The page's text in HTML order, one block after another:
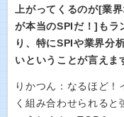
上がってくるのが[業
が本当のSPIだ！]もラ
り、特にSPIや業界分
いということが言えま
りかつん：なるほど
く組み合わせられると